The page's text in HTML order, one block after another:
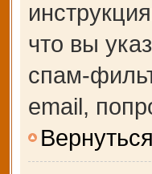
что вы
спам-
email,